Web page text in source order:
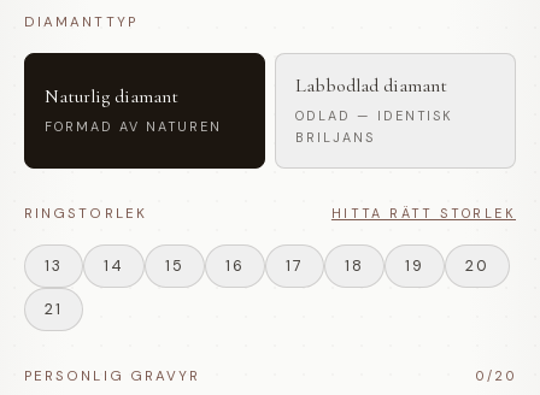
DIAMANTTYP
Naturlig diamant
FORMAD AV NATUREN
Labbodlad diamant
ODLAD — IDENTISK
BRILJANS
RINGSTORLEK HITTA RÄTT STORLEK
13 14 15 16 17 18 19 20
21
PERSONLIG GRAVYR 0 /20